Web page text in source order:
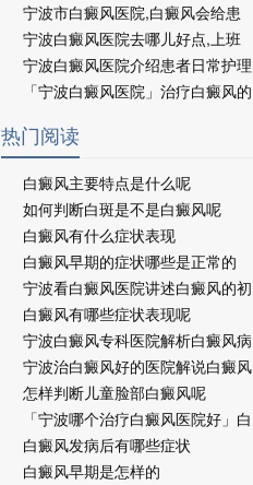
宁波市白癜风医院,白癜风会给患
宁波白癜风医院去哪儿好点,上班
宁波白癜风医院介绍患者日常护理
「宁波白癜风医院」治疗白癜风的
热门阅读
白癜风主要特点是什么呢
如何判断白斑是不是白癜风呢
白癜风有什么症状表现
白癜风早期的症状哪些是正常的
宁波看白癜风医院讲述白癜风的初
白癜风有哪些症状表现呢
宁波白癜风专科医院解析白癜风病
宁波治白癜风好的医院解说白癜风
怎样判断儿童脸部白癜风呢
「宁波哪个治疗白癜风医院好」白
白癜风发病后有哪些症状
白癜风早期是怎样的